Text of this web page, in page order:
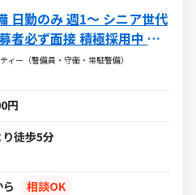
日勤のみ 週1～ シニア世代
者必ず面接 積極採用中 未
年齢・性別・経験・体力問
ィー（警備員・守衛・常駐警備）
円
徒歩5分
相談OK